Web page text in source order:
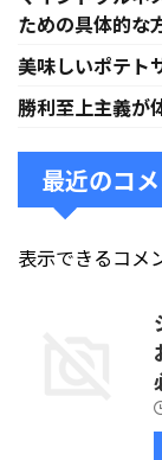
ための具体的な
美味しいポテト
勝利至上主義が
最近のコ
表示できるコメ